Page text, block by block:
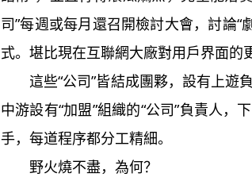
司”每週或每月還召開檢討大會，討論“
式。堪比現在互聯網大廠對用戶界面的
這些“公司”皆結成團夥，設有上遊負
中游設有“加盟”組織的“公司”負責人
手，每道程序都分工精細。
野火燒不盡，為何？